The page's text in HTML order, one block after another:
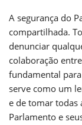
A segurança do
compartilhada.
denunciar
colaboração
fundamental
serve como um
e de tomar todas
Parlamento e